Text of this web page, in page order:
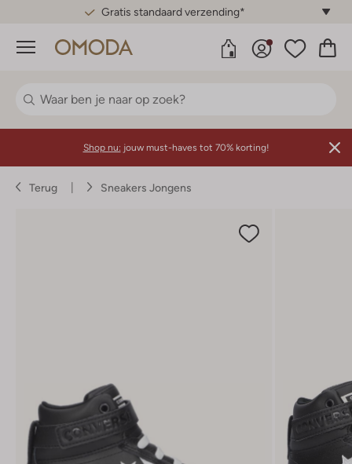
Gratis standaard verzending*
Menu
Shop nu: jouw must-haves tot 70% korting!
Terug Sneakers Jongens